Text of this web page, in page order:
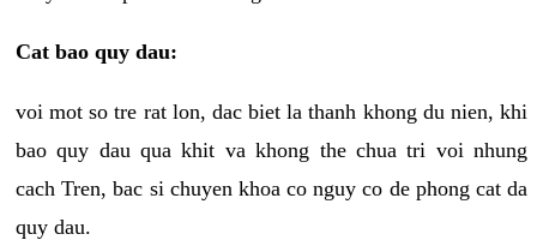
Cat bao quy dau:
voi mot so tre rat lon, dac biet la thanh khong du nien, khi
bao quy dau qua khit va khong the chua tri voi nhung
cach Tren, bac si chuyen khoa co nguy co de phong cat da
quy dau.